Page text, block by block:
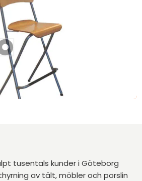
tusentals kunder i Göteborg
av tält, möbler och porslin